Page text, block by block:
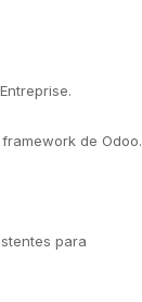
de Odoo.
para